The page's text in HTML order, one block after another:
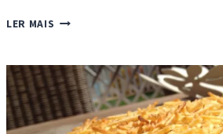
LER MAIS CHEESECAKE
RODRIGO